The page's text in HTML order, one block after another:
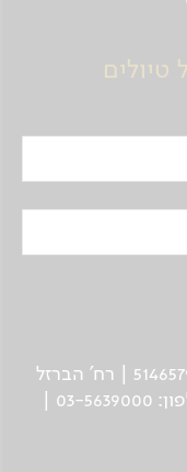
החברה הגיאוגרפית בע"מ | ח.פ 514657956 | רח’ הברזל
21 א', קומה 2, רמת החייל, ת“א | טלפון: 03-5639000 |